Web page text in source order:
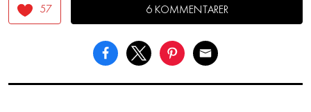
57 6 KOMMENTARER